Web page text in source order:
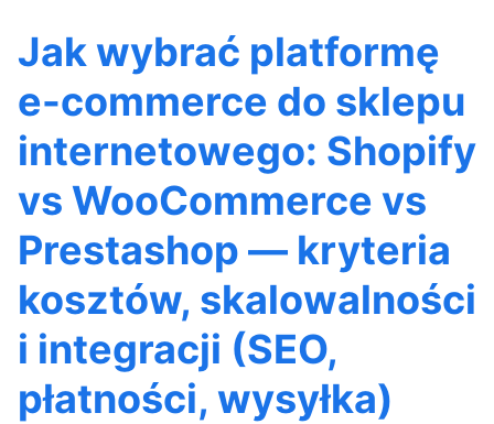
Jak wybrać platformę
e-commerce do sklepu
internetowego: Shopify
vs WooCommerce vs
Prestashop — kryteria
kosztów, skalowalności
i integracji (SEO,
płatności, wysyłka)